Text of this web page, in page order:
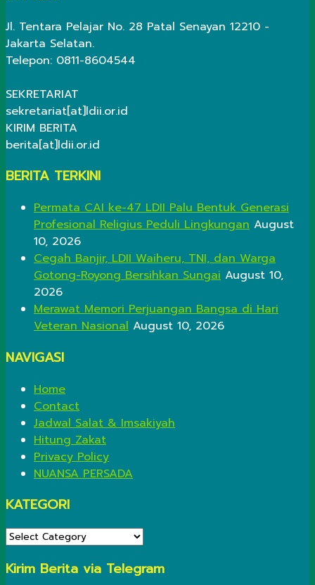
Jl. Tentara Pelajar No. 28 Patal Senayan 12210 -
Jakarta Selatan.
Telepon: 0811-8604544
SEKRETARIAT
sekretariat[at]ldii.or.id
KIRIM BERITA
berita[at]ldii.or.id
BERITA TERKINI
Permata CAI ke-47 LDII Palu Bentuk Generasi
Profesional Religius Peduli Lingkungan August
10, 2026
Cegah Banjir, LDII Waiheru, TNI, dan Warga
Gotong-Royong Bersihkan Sungai August 10,
2026
Merawat Memori Perjuangan Bangsa di Hari
Veteran Nasional August 10, 2026
NAVIGASI
Home
Contact
Jadwal Salat & Imsakiyah
Hitung Zakat
Privacy Policy
NUANSA PERSADA
KATEGORI
KATEGORI
Kirim Berita via Telegram